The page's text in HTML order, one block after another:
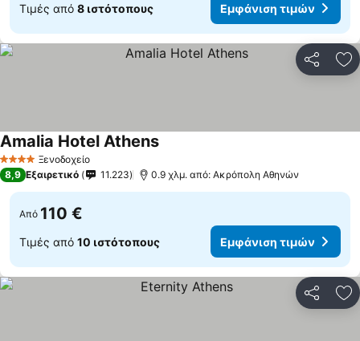
Τιμές από 8 ιστότοπους Εμφάνιση τιμών
4 ΑστέριαΞενοδοχείο
Amalia Hotel Athens
8,9 Εξαιρετικό 11.223 0.9 χλμ. από: Ακρόπολη Αθηνών
Από 110 €
Τιμές από 10 ιστότοπους Εμφάνιση τιμών